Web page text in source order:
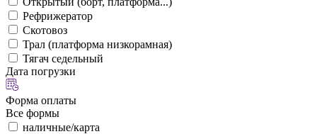
Рефрижератор
Скотовоз
Трал (платформа низкорамная)
Тягач седельный
Дата погрузки
Форма оплаты
Все формы
наличные/карта